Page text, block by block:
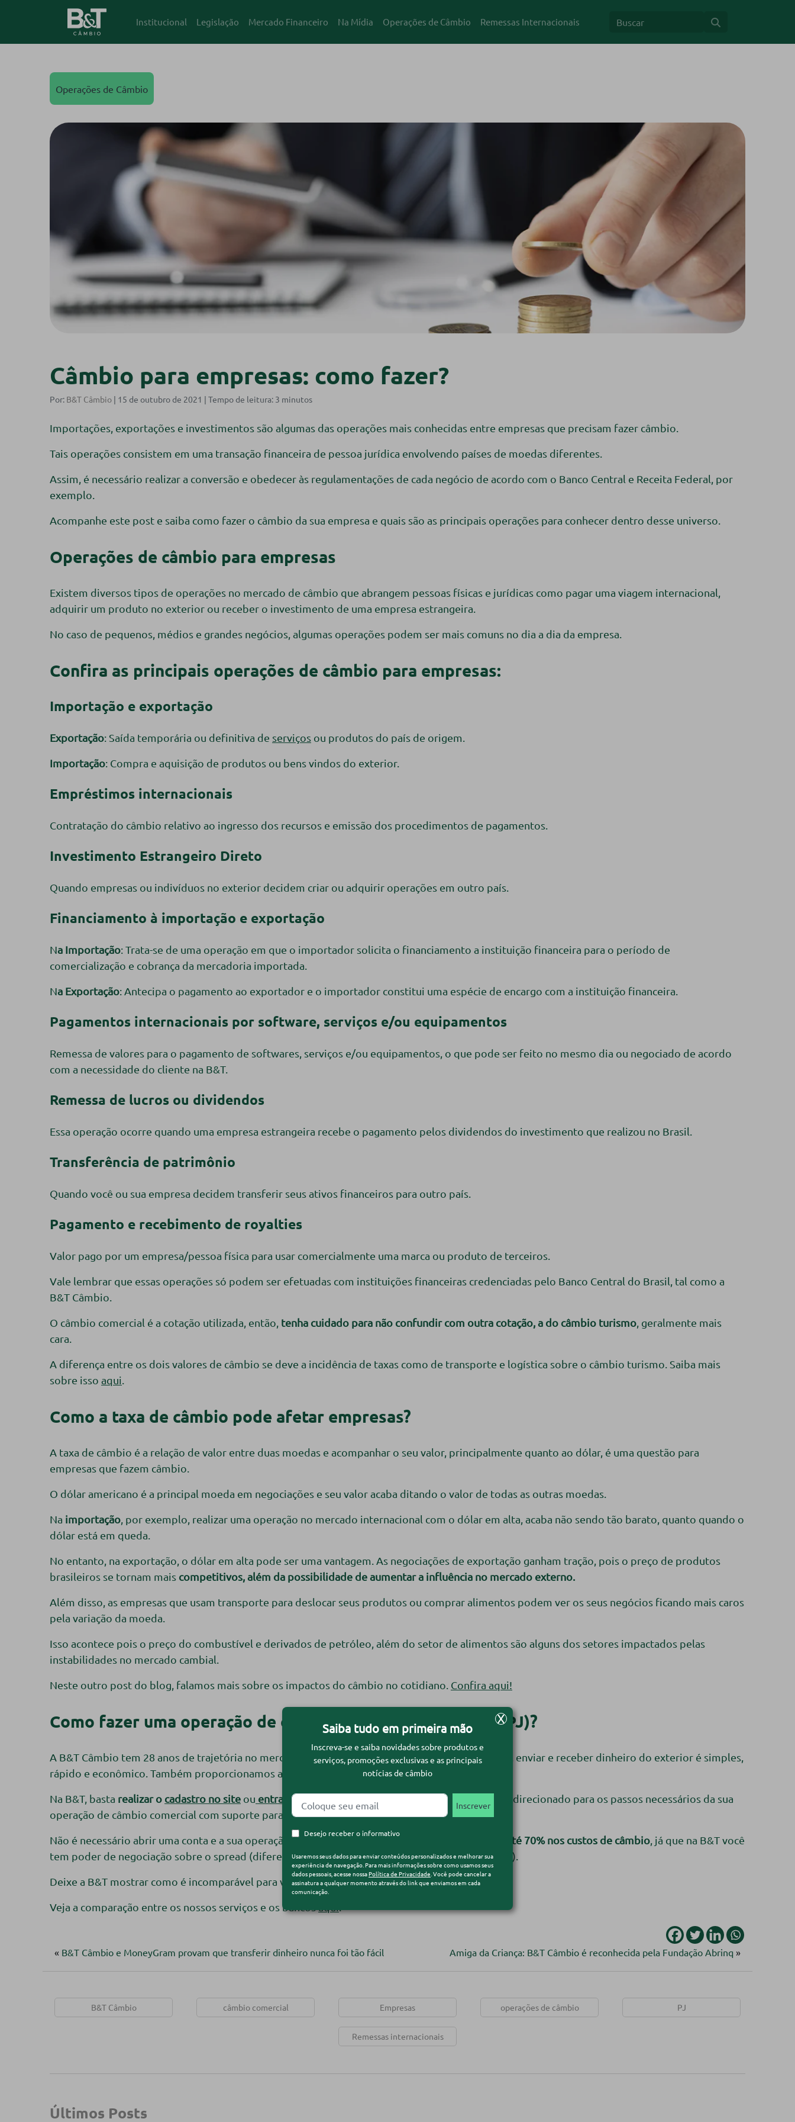
Institucional Legislação Mercado Financeiro Na Mídia Operações de Câmbio Remessas Internacionais
Operações de Câmbio
Câmbio para empresas: como fazer?
Por: B&T Câmbio | 15 de outubro de 2021 |
Importações, exportações e investimentos são algumas das operações mais conhecidas entre empresas que precisam fazer câmbio.
Tais operações consistem em uma transação financeira de pessoa jurídica envolvendo países de moedas diferentes.
Assim, é necessário realizar a conversão e obedecer às regulamentações de cada negócio de acordo com o Banco Central e Receita Federal, por
exemplo.
Acompanhe este post e saiba como fazer o câmbio da sua empresa e quais são as principais operações para conhecer dentro desse universo.
Operações de câmbio para empresas
Existem diversos tipos de operações no mercado de câmbio que abrangem pessoas físicas e jurídicas como pagar uma viagem internacional,
adquirir um produto no exterior ou receber o investimento de uma empresa estrangeira.
No caso de pequenos, médios e grandes negócios, algumas operações podem ser mais comuns no dia a dia da empresa.
Confira as principais operações de câmbio para empresas:
Importação e exportação
Exportação: Saída temporária ou definitiva de serviços ou produtos do país de origem.
Importação: Compra e aquisição de produtos ou bens vindos do exterior.
Empréstimos internacionais
Contratação do câmbio relativo ao ingresso dos recursos e emissão dos procedimentos de pagamentos.
Investimento Estrangeiro Direto
Quando empresas ou indivíduos no exterior decidem criar ou adquirir operações em outro país.
Financiamento à importação e exportação
Na Importação: Trata-se de uma operação em que o importador solicita o financiamento a instituição financeira para o período de
comercialização e cobrança da mercadoria importada.
Na Exportação: Antecipa o pagamento ao exportador e o importador constitui uma espécie de encargo com a instituição financeira.
Pagamentos internacionais por software, serviços e/ou equipamentos
Remessa de valores para o pagamento de softwares, serviços e/ou equipamentos, o que pode ser feito no mesmo dia ou negociado de acordo
com a necessidade do cliente na B&T.
Remessa de lucros ou dividendos
Essa operação ocorre quando uma empresa estrangeira recebe o pagamento pelos dividendos do investimento que realizou no Brasil.
Transferência de patrimônio
Quando você ou sua empresa decidem transferir seus ativos financeiros para outro país.
Pagamento e recebimento de royalties
Valor pago por um empresa/pessoa física para usar comercialmente uma marca ou produto de terceiros.
Vale lembrar que essas operações só podem ser efetuadas com instituições financeiras credenciadas pelo Banco Central do Brasil, tal como a
B&T Câmbio.
O câmbio comercial é a cotação utilizada, então, tenha cuidado para não confundir com outra cotação, a do câmbio turismo , geralmente mais
cara.
A diferença entre os dois valores de câmbio se deve a incidência de taxas como de transporte e logística sobre o câmbio turismo. Saiba mais
sobre isso aqui
Como a taxa de câmbio pode afetar empresas?
A taxa de câmbio é a relação de valor entre duas moedas e acompanhar o seu valor, principalmente quanto ao dólar, é uma questão para
empresas que fazem câmbio.
O dólar americano é a principal moeda em negociações e seu valor acaba ditando o valor de todas as outras moedas.
Na importação , por exemplo, realizar uma operação no mercado internacional com o dólar em alta, acaba não sendo tão barato, quanto quando o
dólar está em queda.
No entanto, na exportação, o dólar em alta pode ser uma vantagem. As negociações de exportação ganham tração, pois o preço de produtos
brasileiros se tornam mais competitivos, além da possibilidade de aumentar a influência no mercado externo.
Além disso, as empresas que usam transporte para deslocar seus produtos ou comprar alimentos podem ver os seus negócios ficando mais caros
pela variação da moeda.
Isso acontece pois o preço do combustível e derivados de petróleo, além do setor de alimentos são alguns dos setores impactados pelas
instabilidades no mercado cambial.
Neste outro post do blog, falamos mais sobre os impactos do câmbio no cotidiano. Confira aqui!
Como fazer uma operação de câmbio para pessoa jurídica (PJ)?
A B&T Câmbio tem 28 anos de trajetória no mercado e já atendeu mais de 12 mil empresas
. Aqui, enviar e receber dinheiro do exterior é simples,
rápido e econômico. Também proporcionamos atendimento especializado com consultoria.
Na B&T, basta realizar o cadastro no site ou entrar em contato
com a nossa equipe. Assim, você é direcionado para os passos necessários da sua
operação de câmbio comercial com suporte para questões cambiais e tributárias.
Não é necessário abrir uma conta e a sua operação é feita no mesmo dia com uma economia de até 70% nos custos de câmbio , já que na B&T você
tem poder de negociação sobre o spread (diferença entre o preço de venda e compra do câmbio).
Deixe a B&T mostrar como é incomparável para você.
Veja a comparação entre os nossos serviços e os bancos
« B&T Câmbio e MoneyGram provam que transferir dinheiro nunca foi tão fácil Amiga da Criança: B&T Câmbio é reconhecida pela Fundação Abrinq »
B&T Câmbio câmbio comercial Empresas operações de câmbio PJ
Remessas internacionais
Últimos Posts
X
Saiba tudo em primeira mão
Inscreva-se e saiba novidades sobre produtos e
serviços, promoções exclusivas e as principais
notícias de câmbio
Desejo receber o informativo
Usaremos seus dados para enviar conteúdos personalizados e melhorar sua
experiência de navegação. Para mais informações sobre como usamos seus
dados pessoais, acesse nossaPolítica de Privacidade . Você pode cancelar a
assinatura a qualquer momento através do link que enviamos em cada
comunicação.